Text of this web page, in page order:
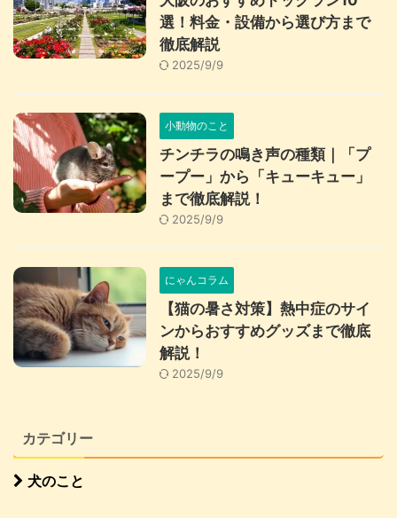
選！料金・設備から選び方まで
徹底解説
2025/9/9
小動物のこと
チンチラの鳴き声の種類｜「プ
ープー」から「キューキュー」
まで徹底解説！
2025/9/9
にゃんコラム
【猫の暑さ対策】熱中症のサイ
ンからおすすめグッズまで徹底
解説！
2025/9/9
カテゴリー
犬のこと